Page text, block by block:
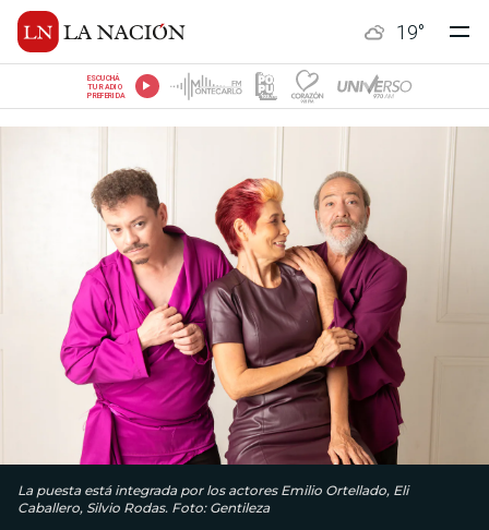
19°
ESCUCHÁ
TU RADIO
PREFERIDA
La puesta está integrada por los actores Emilio Ortellado, Eli
Caballero, Silvio Rodas. Foto: Gentileza